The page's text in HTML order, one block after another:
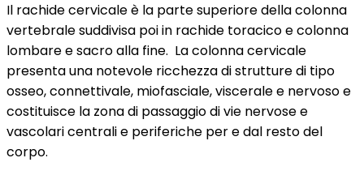
Il rachide cervicale è la parte superiore della colonna
vertebrale suddivisa poi in rachide toracico e colonna
lombare e sacro alla fine. La colonna cervicale
presenta una notevole ricchezza di strutture di tipo
osseo, connettivale, miofasciale, viscerale e nervoso e
costituisce la zona di passaggio di vie nervose e
vascolari centrali e periferiche per e dal resto del
corpo.